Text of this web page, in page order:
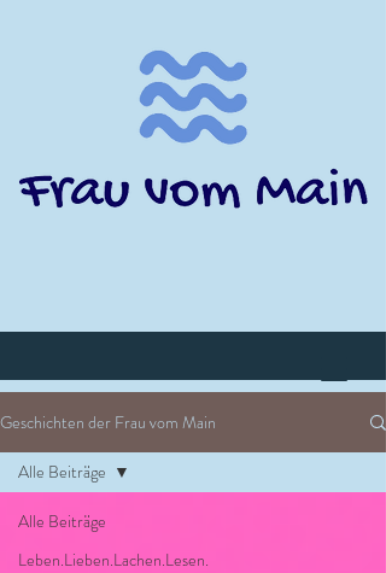
Geschichten der Frau vom Main
Alle Beiträge
Leben.Lieben.Lachen.Lesen.
Alle Beiträge